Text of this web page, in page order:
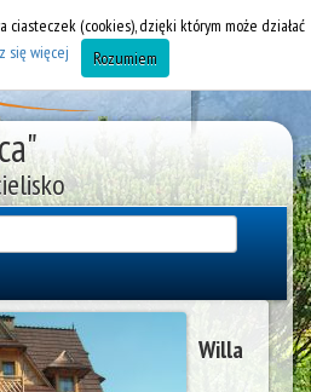
Willa
(cookies), dzięki którym może działać
się więcej Rozumiem